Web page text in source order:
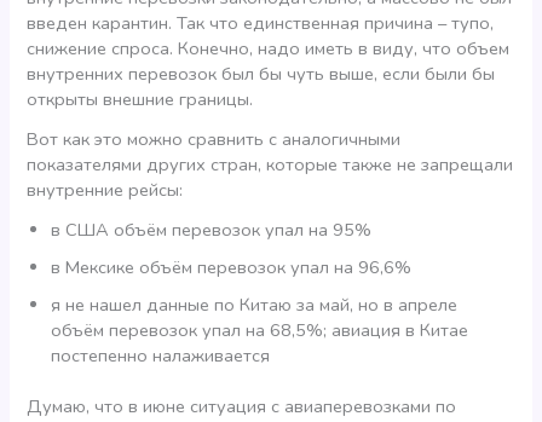
введен карантин. Так что единственная причина – тупо,
снижение спроса. Конечно, надо иметь в виду, что объем
внутренних перевозок был бы чуть выше, если были бы
открыты внешние границы.
Вот как это можно сравнить с аналогичными
показателями других стран, которые также не запрещали
внутренние рейсы:
в США объём перевозок упал на 95%
в Мексике объём перевозок упал на 96,6%
я не нашел данные по Китаю за май, но в апреле
объём перевозок упал на 68,5%; авиация в Китае
постепенно налаживается
Думаю, что в июне ситуация с авиаперевозками по